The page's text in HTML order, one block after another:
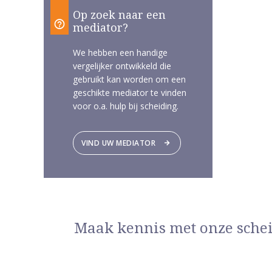
Op zoek naar een
mediator?
We hebben een handige
vergelijker ontwikkeld die
gebruikt kan worden om een
geschikte mediator te vinden
voor o.a. hulp bij scheiding.
VIND UW MEDIATOR
Maak kennis met onze